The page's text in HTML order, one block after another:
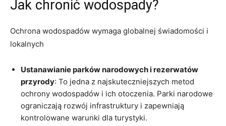
Jak chronić wodospady?
Ochrona wodospadów wymaga globalnej świadomości i
lokalnych
Ustanawianie parków narodowych i rezerwatów
przyrody: To jedna z najskuteczniejszych metod
ochrony wodospadów i ich otoczenia. Parki narodowe
ograniczają rozwój infrastruktury i zapewniają
kontrolowane warunki dla turystyki.